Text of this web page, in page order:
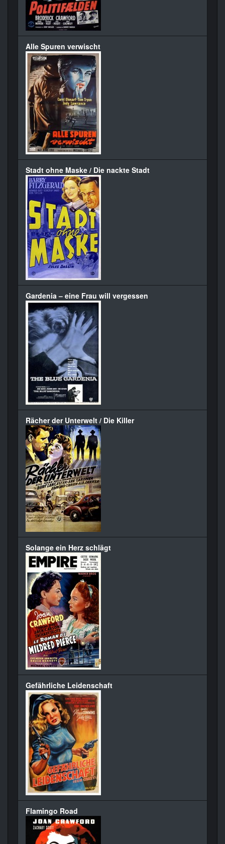
Alle Spuren verwischt
Stadt ohne Maske / Die nackte Stadt
Gardenia – eine Frau will vergessen
Rächer der Unterwelt / Die Killer
Solange ein Herz schlägt
Gefährliche Leidenschaft
Flamingo Road